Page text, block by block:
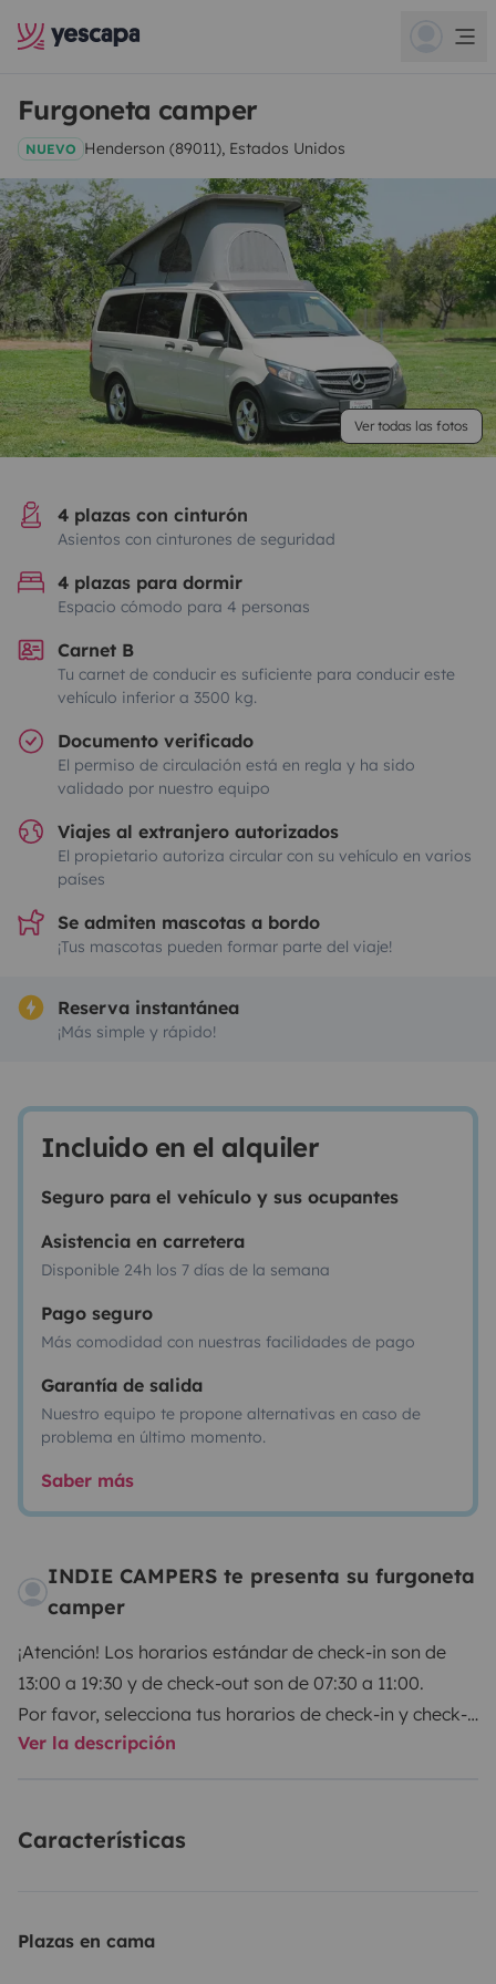
Furgoneta camper
NUEVO Henderson (89011), Estados Unidos
Ver todas las fotos
4 plazas con cinturón
Asientos con cinturones de seguridad
4 plazas para dormir
Espacio cómodo para 4 personas
Carnet B
Tu carnet de conducir es suficiente para conducir este
vehículo inferior a 3500 kg.
Documento verificado
El permiso de circulación está en regla y ha sido
validado por nuestro equipo
Viajes al extranjero autorizados
El propietario autoriza circular con su vehículo en varios
países
Se admiten mascotas a bordo
¡Tus mascotas pueden formar parte del viaje!
Reserva instantánea
¡Más simple y rápido!
Incluido en el alquiler
Seguro para el vehículo y sus ocupantes
Asistencia en carretera
Disponible 24h los 7 días de la semana
Pago seguro
Más comodidad con nuestras facilidades de pago
Garantía de salida
Nuestro equipo te propone alternativas en caso de
problema en último momento.
Saber más
INDIE CAMPERS te presenta su furgoneta
camper
¡Atención! Los horarios estándar de check-in son de
13:00 a 19:30 y de check-out son de 07:30 a 11:00.
Por favor, selecciona tus horarios de check-in y check-
out directamente con Indie Campers.
devolución las 24 horas del día, los 7 días de la
recogida y la devolución no conllevan ningún coste
Ver la descripción
Características
Plazas en cama